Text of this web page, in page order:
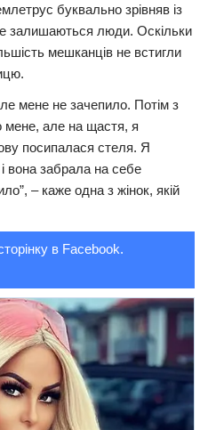
буквально зрівняв із
залишаються люди. Оскільки
мешканців не встигли
мене не зачепило. Потім з
мене, але на щастя, я
посипалася стеля. Я
вона забрала на себе
– каже одна з жінок, якій
в Facebook.